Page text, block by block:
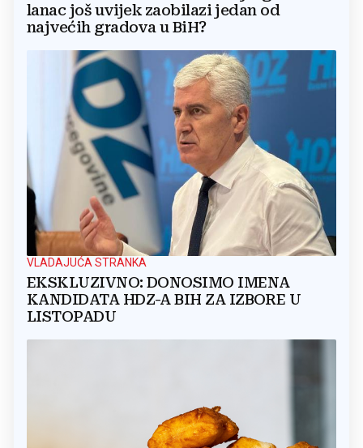
lanac još uvijek zaobilazi jedan od
najvećih gradova u BiH?
VLADAJUĆA STRANKA
EKSKLUZIVNO: DONOSIMO IMENA
KANDIDATA HDZ-A BIH ZA IZBORE U
LISTOPADU